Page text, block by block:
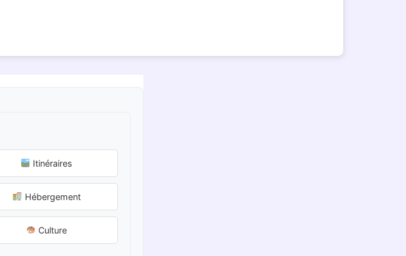
Itinéraires
Hébergement
Culture